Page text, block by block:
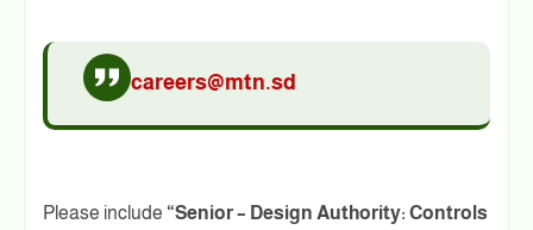
careers@mtn.sd
Please include “Senior – Design Authority: Controls